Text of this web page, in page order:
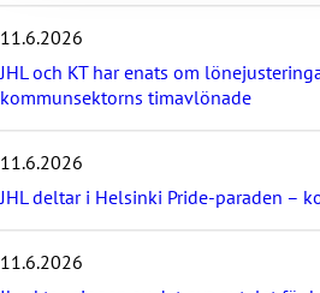
e
n
y
h
e
t
e
n
a
11.6.2026
JHL och KT har enats om
kommunsektorns timavlönade
11.6.2026
JHL deltar i Helsinki Pride-paraden –
11.6.2026